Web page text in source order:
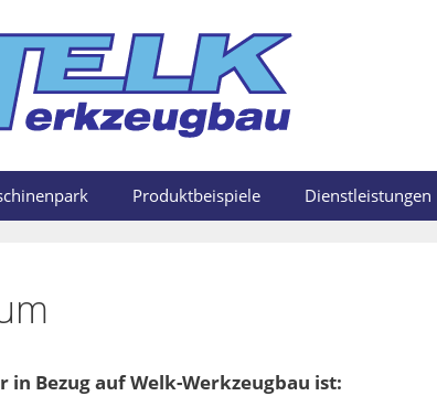
Produktbeispiele Dienstleistungen
Bezug auf Welk-Werkzeugbau ist: